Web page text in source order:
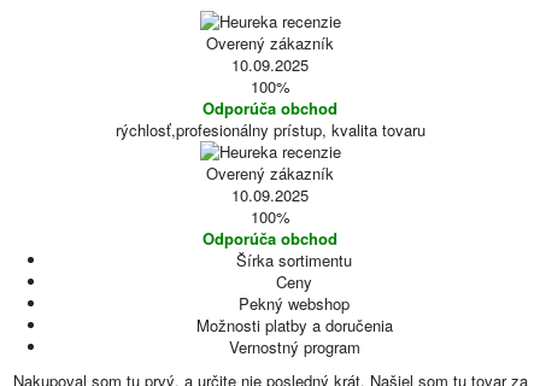
Overený zákazník
10.09.2025
100%
Odporúča obchod
rýchlosť,profesionálny prístup, kvalita tovaru
Overený zákazník
10.09.2025
100%
Odporúča obchod
Šírka sortimentu
Ceny
Pekný webshop
Možnosti platby a doručenia
Vernostný program
Nakupoval som tu prvý, a určite nie posledný krát. Našiel som tu tovar za